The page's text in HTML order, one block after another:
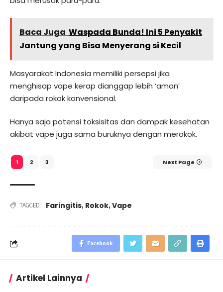
Baca Juga Waspada Bunda! Ini 5 Penyakit
Jantung yang Bisa Menyerang si Kecil
Masyarakat Indonesia memiliki persepsi jika
menghisap vape kerap dianggap lebih ‘aman’
daripada rokok konvensional.
Hanya saja potensi toksisitas dan dampak kesehatan
akibat vape juga sama buruknya dengan merokok.
1 2 3 Next Page
TAGGED: Faringitis, Rokok, Vape
Facebook
Artikel Lainnya